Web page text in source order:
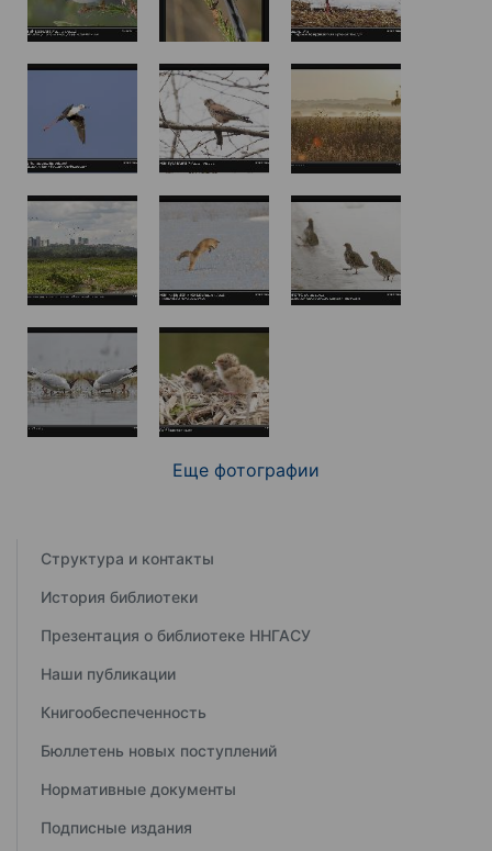
Еще фотографии
Структура и контакты
История библиотеки
Презентация о библиотеке ННГАСУ
Наши публикации
Книгообеспеченность
Бюллетень новых поступлений
Нормативные документы
Подписные издания